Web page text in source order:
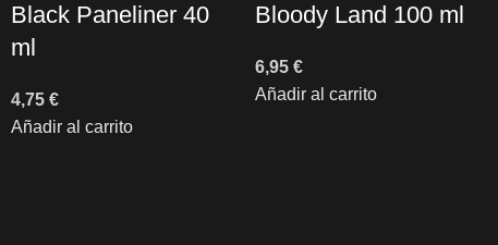
Black Paneliner 40
ml
4,75 €
Añadir al carrito
Bloody Land 100 ml
6,95 €
Añadir al carrito